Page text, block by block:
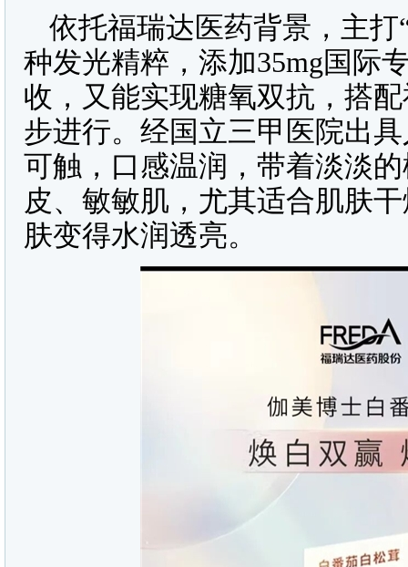
依托福瑞达医药背景，主
种发光精粹，添加35mg国际
收，又能实现糖氧双抗，搭
步进行。经国立三甲医院出
可触，口感温润，带着淡淡
皮、敏敏肌，尤其适合肌肤
肤变得水润透亮。